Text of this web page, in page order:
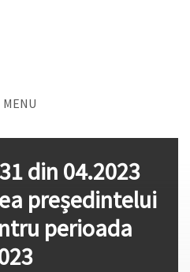
MENU
din 04.2023
președintelui
perioada